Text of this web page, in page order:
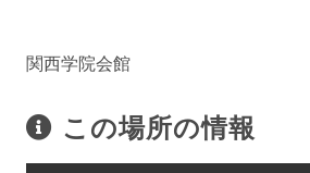
関西学院会館
この場所の情報